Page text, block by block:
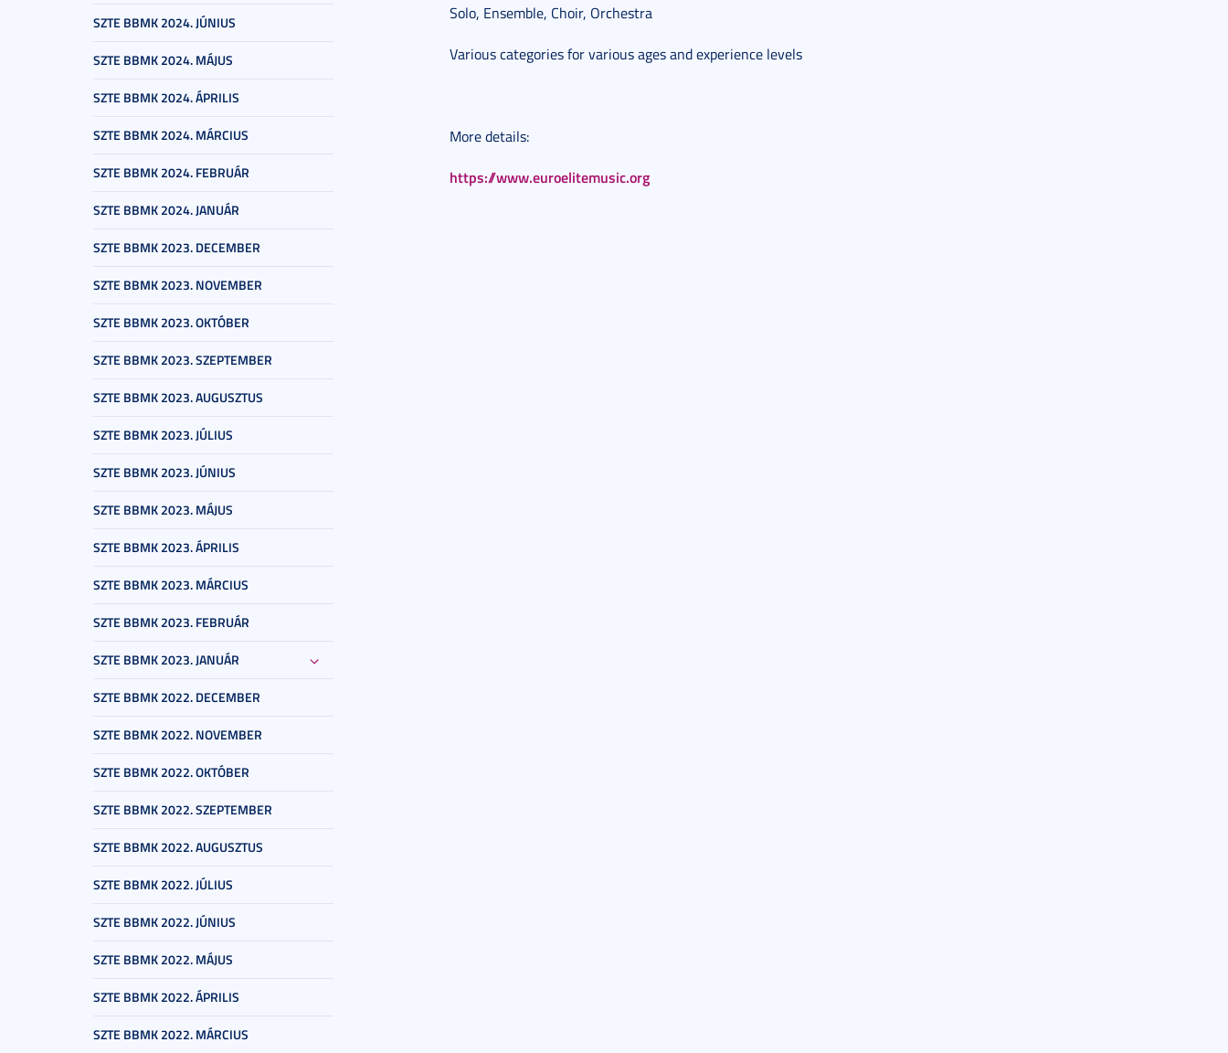
SZTE BBMK 2024. JÚNIUS
SZTE BBMK 2024. MÁJUS
SZTE BBMK 2024. ÁPRILIS
SZTE BBMK 2024. MÁRCIUS
SZTE BBMK 2024. FEBRUÁR
SZTE BBMK 2024. JANUÁR
SZTE BBMK 2023. DECEMBER
SZTE BBMK 2023. NOVEMBER
SZTE BBMK 2023. OKTÓBER
SZTE BBMK 2023. SZEPTEMBER
SZTE BBMK 2023. AUGUSZTUS
SZTE BBMK 2023. JÚLIUS
SZTE BBMK 2023. JÚNIUS
SZTE BBMK 2023. MÁJUS
SZTE BBMK 2023. ÁPRILIS
SZTE BBMK 2023. MÁRCIUS
SZTE BBMK 2023. FEBRUÁR
SZTE BBMK 2023. JANUÁR
SZTE BBMK 2022. DECEMBER
SZTE BBMK 2022. NOVEMBER
SZTE BBMK 2022. OKTÓBER
SZTE BBMK 2022. SZEPTEMBER
SZTE BBMK 2022. AUGUSZTUS
SZTE BBMK 2022. JÚLIUS
SZTE BBMK 2022. JÚNIUS
SZTE BBMK 2022. MÁJUS
SZTE BBMK 2022. ÁPRILIS
SZTE BBMK 2022. MÁRCIUS
Solo, Ensemble, Choir, Orchestra
Various categories for various ages and experience levels
More details:
https://www.euroelitemusic.org